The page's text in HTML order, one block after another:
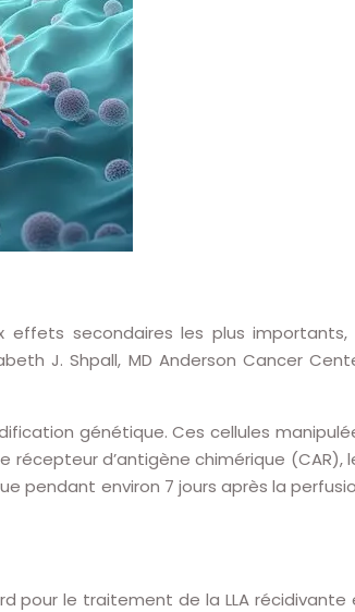
effets secondaires les plus importants,
J. Shpall, MD Anderson Cancer
génétique. Ces cellules
d’antigène chimérique (CAR),
pendant environ 7 jours après la
pour le traitement de la LLA récidivante